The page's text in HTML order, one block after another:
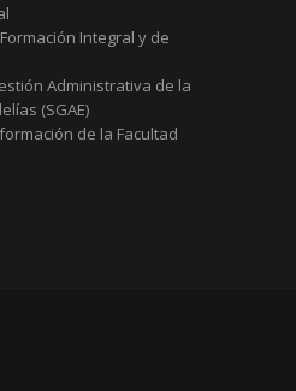
Integral y de
Administrativa de la
(SGAE)
de la Facultad